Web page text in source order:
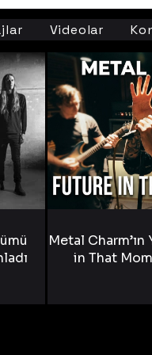
Videolar
Metal
in That